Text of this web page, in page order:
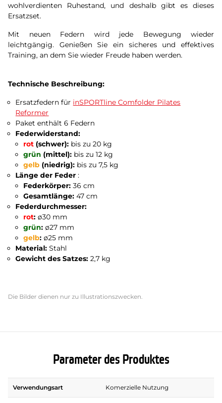
wohlverdienten Ruhestand, und deshalb gibt es dieses
Ersatzset.
Mit neuen Federn wird jede Bewegung wieder
leichtgängig. Genießen Sie ein sicheres und effektives
Training, an dem Sie wieder Freude haben werden.
Technische Beschreibung:
Ersatzfedern für inSPORTline Comfolder Pilates
Reformer
Paket enthält 6 Federn
Federwiderstand:
rot (schwer): bis zu 20 kg
grün (mittel): bis zu 12 kg
gelb (niedrig): bis zu 7,5 kg
Länge der Feder:
Federkörper: 36 cm
Gesamtlänge: 47 cm
Federdurchmesser:
rot: ø30 mm
grün: ø27 mm
gelb: ø25 mm
Material:Stahl
Gewicht des Satzes:2,7 kg
Die Bilder dienen nur zu Illustrationszwecken.
Parameter des Produktes
Verwendungsart Komerzielle Nutzung